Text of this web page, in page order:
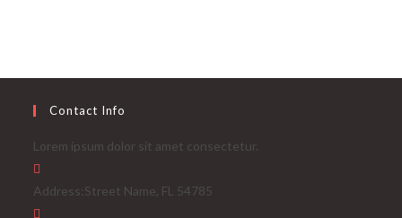
Contact Info
Lorem ipsum dolor sit amet consectetur.
Address:Street Name, FL 54785